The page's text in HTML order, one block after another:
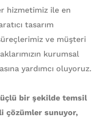
hizmetimiz ile en
tasarım
ve müşteri
kurumsal
yardımcı oluyoruz.
bir şekilde temsil
çözümler sunuyor,